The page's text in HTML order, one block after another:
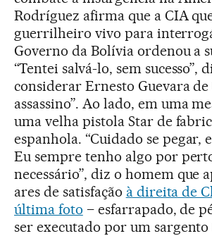
Rodríguez afirma que a CIA
guerrilheiro vivo para
Governo da Bolívia ordenou a
“Tentei salvá-lo, sem sucesso”,
considerar Ernesto Guevara de
assassino”. Ao lado, em uma
uma velha pistola Star de
espanhola. “Cuidado se pegar,
Eu sempre tenho algo por
necessário”, diz o homem que
ares de satisfação à direita de
última foto – esfarrapado, de
ser executado por um